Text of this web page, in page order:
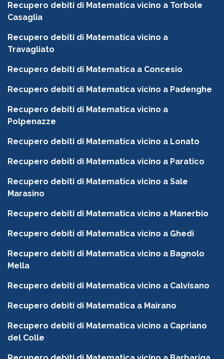
Recupero debiti di Matematica vicino a Torbole
Casaglia
Recupero debiti di Matematica vicino a
Travagliato
Recupero debiti di Matematica a Concesio
Recupero debiti di Matematica vicino a Padenghe
Recupero debiti di Matematica vicino a
Polpenazze
Recupero debiti di Matematica vicino a Lonato
Recupero debiti di Matematica vicino a Paratico
Recupero debiti di Matematica vicino a Sale
Marasino
Recupero debiti di Matematica vicino a Manerbio
Recupero debiti di Matematica vicino a Ghedi
Recupero debiti di Matematica vicino a Bagnolo
Mella
Recupero debiti di Matematica vicino a Calvisano
Recupero debiti di Matematica a Mairano
Recupero debiti di Matematica vicino a Capriano
del Colle